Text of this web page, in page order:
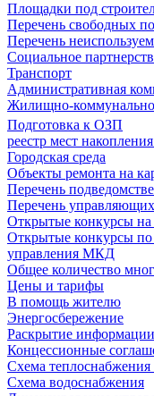
Площадки под
Перечень свободных
Перечень
Социальное
Транспорт
Административная
Жилищно-
Подготовка к ОЗП
реестр мест
Городская среда
Объекты ремонта на
Перечень
Перечень
Открытые конкурсы на
Открытые конкурсы
управления МКД
Общее количество
Цены и тарифы
В помощь жителю
Энергосбережение
Раскрытие
Концессионные
Схема теплоснабжения
Схема водоснабжения